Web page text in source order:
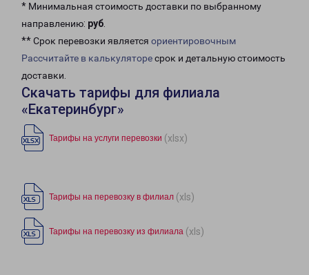
* Минимальная стоимость доставки по выбранному
направлению: руб.
** Срок перевозки является ориентировочным
Рассчитайте в калькуляторесрок и детальную стоимость
доставки.
Скачать тарифы для филиала
«Екатеринбург»
Тарифы на услуги перевозки (xlsx)
Тарифы на перевозку в филиал (xls)
Тарифы на перевозку из филиала (xls)